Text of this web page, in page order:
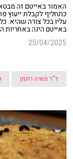
האמור באייטם זה
כתחליף לקבלת ייעוץ
עליו בכל צורה שהיא.
באייטם הינה
25/04/2025
ד"ר מאיה רוזמן